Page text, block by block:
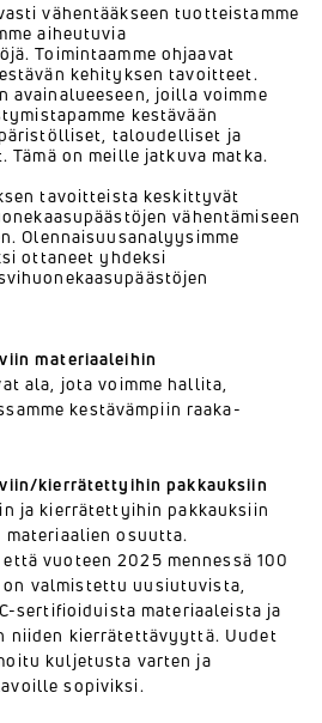
vähentääkseen tuotteistamme
aiheutuvia
Toimintaamme ohjaavat
kehityksen tavoitteet.
avainalueeseen, joilla voimme
kestävään
taloudelliset ja
on meille jatkuva matka.
tavoitteista keskittyvät
vähentämiseen
Olennaisuusanalyysimme
ottaneet yhdeksi
materiaaleihin
ala, jota voimme hallita,
kestävämpiin raaka-
kierrätettyihin pakkauksiin
ja kierrätettyihin pakkauksiin
materiaalien osuutta.
vuoteen 2025 mennessä 100
on valmistettu uusiutuvista,
sertifioiduista materiaaleista ja
niiden kierrätettävyyttä. Uudet
kuljetusta varten ja
sopiviksi.